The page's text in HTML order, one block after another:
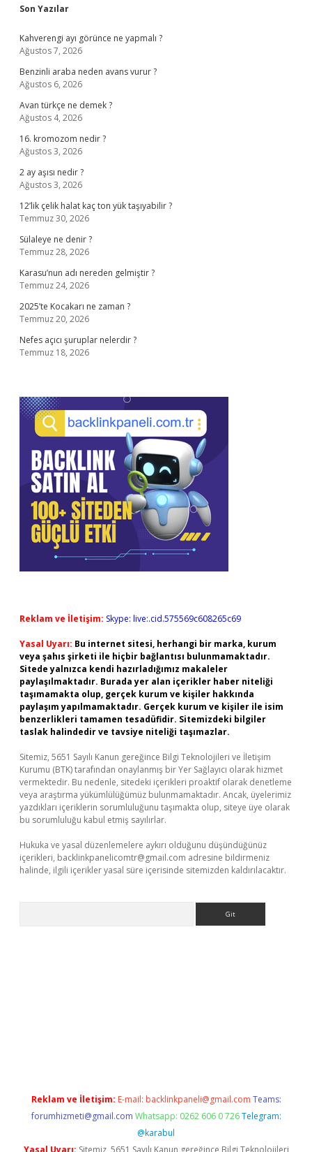
Sidebar
Son Yazılar
Kahverengi ayı görünce ne yapmalı ?
Ağustos 7, 2026
Benzinli araba neden avans vurur ?
Ağustos 6, 2026
Avan türkçe ne demek ?
Ağustos 4, 2026
16. kromozom nedir ?
Ağustos 3, 2026
2 ay aşısı nedir ?
Ağustos 3, 2026
12’lik çelik halat kaç ton yük taşıyabilir ?
Temmuz 30, 2026
Sülaleye ne denir ?
Temmuz 28, 2026
Karasu’nun adı nereden gelmiştir ?
Temmuz 24, 2026
2025’te Kocakarı ne zaman ?
Temmuz 20, 2026
Nefes açıcı şuruplar nelerdir ?
Temmuz 18, 2026
Reklam ve İletişim: Skype: live:.cid.575569c608265c69
Yasal Uyarı: Bu internet sitesi, herhangi bir marka, kurum
veya şahıs şirketi ile hiçbir bağlantısı bulunmamaktadır.
Sitede yalnızca kendi hazırladığımız makaleler
paylaşılmaktadır. Burada yer alan içerikler haber niteliği
taşımamakta olup, gerçek kurum ve kişiler hakkında
paylaşım yapılmamaktadır. Gerçek kurum ve kişiler ile isim
benzerlikleri tamamen tesadüfidir. Sitemizdeki bilgiler
taslak halindedir ve tavsiye niteliği taşımazlar.
Sitemiz, 5651 Sayılı Kanun gereğince Bilgi Teknolojileri ve İletişim
Kurumu (BTK) tarafından onaylanmış bir Yer Sağlayıcı olarak hizmet
vermektedir. Bu nedenle, sitedeki içerikleri proaktif olarak denetleme
veya araştırma yükümlülüğümüz bulunmamaktadır. Ancak, üyelerimiz
yazdıkları içeriklerin sorumluluğunu taşımakta olup, siteye üye olarak
bu sorumluluğu kabul etmiş sayılırlar.
Hukuka ve yasal düzenlemelere aykırı olduğunu düşündüğünüz
içerikleri, backlinkpanelicomtr@gmail.com adresine bildirmeniz
halinde, ilgili içerikler yasal süre içerisinde sitemizden kaldırılacaktır.
Reklam ve İletişim: E-mail: backlinkpaneli@gmail.com Teams:
forumhizmeti@gmail.com Whatsapp: 0262 606 0 726 Telegram:
@karabul
Yasal Uyarı: Sitemiz, 5651 Sayılı Kanun gereğince Bilgi Teknolojileri